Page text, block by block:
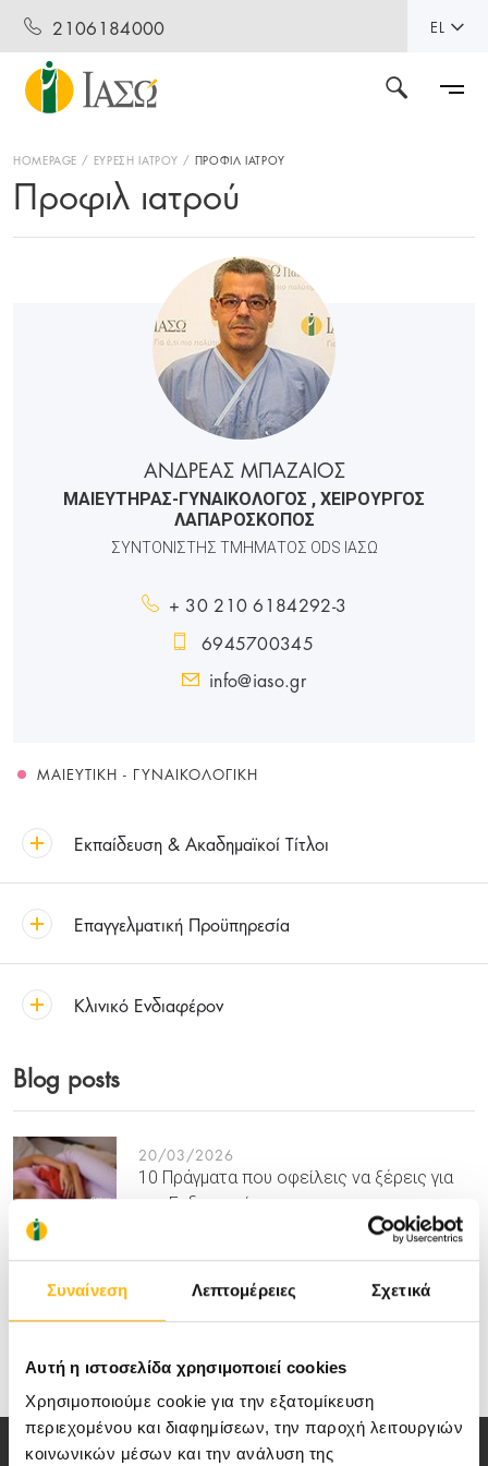
Συναίνεση Λεπτομέρειες Σχετικά
Αυτή η ιστοσελίδα χρησιμοποιεί cookies
Χρησιμοποιούμε cookie για την εξατομίκευση
περιεχομένου και διαφημίσεων, την παροχή λειτουργιών
κοινωνικών μέσων και την ανάλυση της
2106184000 EL
HOMEPAGE ΕΥΡΕΣΗ ΙΑΤΡΟΥ ΠΡΟΦΙΛ ΙΑΤΡΟΥ
Προφιλ ιατρού
ΑΝΔΡΕΑΣ ΜΠΑΖΑΙΟΣ
ΜΑΙΕΥΤΗΡΑΣ-ΓΥΝΑΙΚΟΛΟΓΟΣ , ΧΕΙΡΟΥΡΓΟΣ
ΛΑΠΑΡΟΣΚΟΠΟΣ
ΣΥΝΤΟΝΙΣΤΗΣ ΤΜΗΜΑΤΟΣ ODS ΙΑΣΩ
+ 30 210 6184292-3
6945700345
info@iaso.gr
ΜΑΙΕΥΤΙΚΉ - ΓΥΝΑΙΚΟΛΟΓΙΚΉ
Εκπαίδευση & Ακαδημαϊκοί Τίτλοι
Επαγγελματική Προϋπηρεσία
Κλινικό Ενδιαφέρον
Blog posts
20/03/2026
10 Πράγματα που οφείλεις να ξέρεις για
την Ενδομητρίωση
30/07/2021
Ενδομητρίωση - O «κρυφός» πόνος